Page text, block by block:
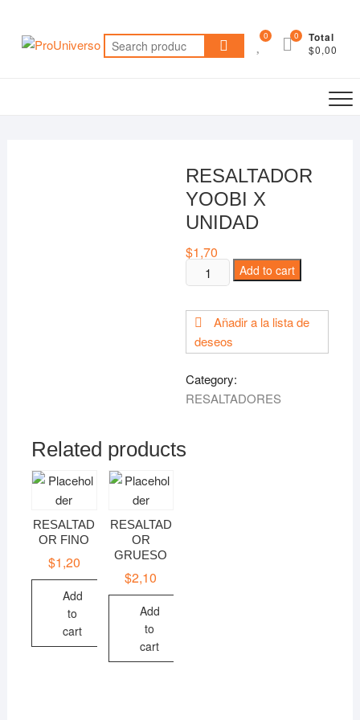
contenido
Search
for:
0 Total
$0,00
0
RESALTADOR
YOOBI X
UNIDAD
$1,70
RESALTADOR
YOOBI
UNIDAD
quantity
Add to cart
Añadir a la lista de
deseos
Category:
RESALTADORES
Related products
RESALTAD
OR FINO
$1,20
Add
to
cart
RESALTAD
OR
GRUESO
$2,10
Add
to
cart